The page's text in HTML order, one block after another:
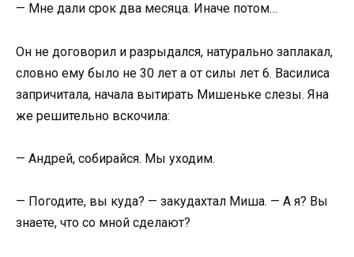
— Мне дали срок два месяца. Иначе потом…
Он не договорил и разрыдался, натурально заплакал,
словно ему было не 30 лет а от силы лет 6. Василиса
запричитала, начала вытирать Мишеньке слезы. Яна
же решительно вскочила:
— Андрей, собирайся. Мы уходим.
— Погодите, вы куда? — закудахтал Миша. — А я? Вы
знаете, что со мной сделают?